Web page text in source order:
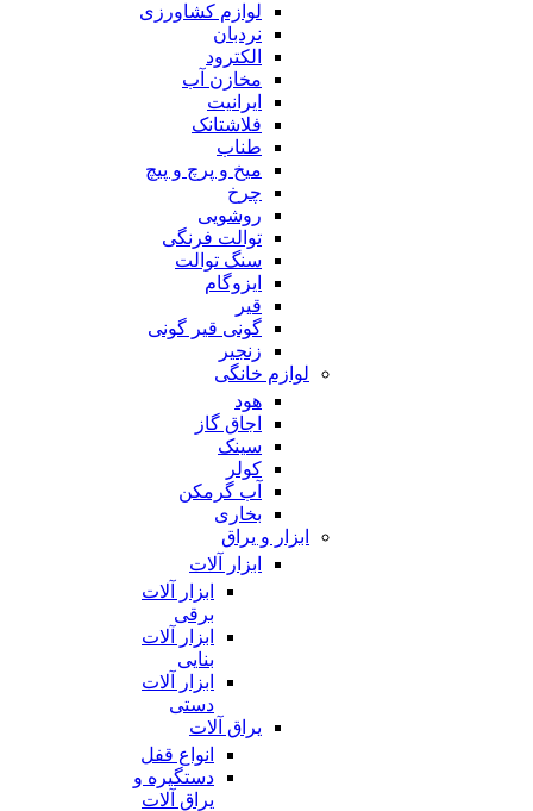
لوازم کشاورزی
نردبان
الکترود
مخازن آب
ایرانیت
فلاشتانک
طناب
میخ و پرچ و پیچ
چرخ
روشویی
توالت فرنگی
سنگ توالت
ایزوگام
قیر
گونی قیر گونی
زنجیر
لوازم خانگی
هود
اجاق گاز
سینک
کولر
آب گرمکن
بخاری
ابزار و یراق
ابزار آلات
ابزار آلات
برقی
ابزار آلات
بنایی
ابزار آلات
دستی
یراق آلات
انواع قفل
دستگیره و
یراق آلات